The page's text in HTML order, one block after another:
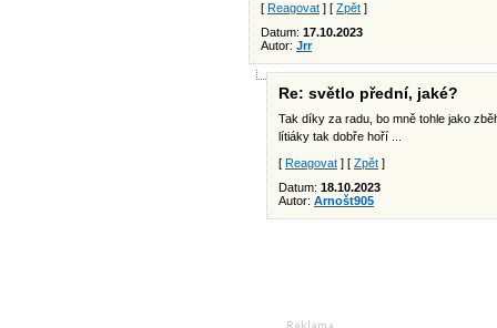
[ Reagovat ] [ Zpět ]
Datum: 17.10.2023
Autor: Jrr
Re: světlo přední, jaké?
Tak díky za radu, bo mně tohle jako
lítiáky tak dobře hoří ...
[ Reagovat ] [ Zpět ]
Datum: 18.10.2023
Autor: Arnošt905